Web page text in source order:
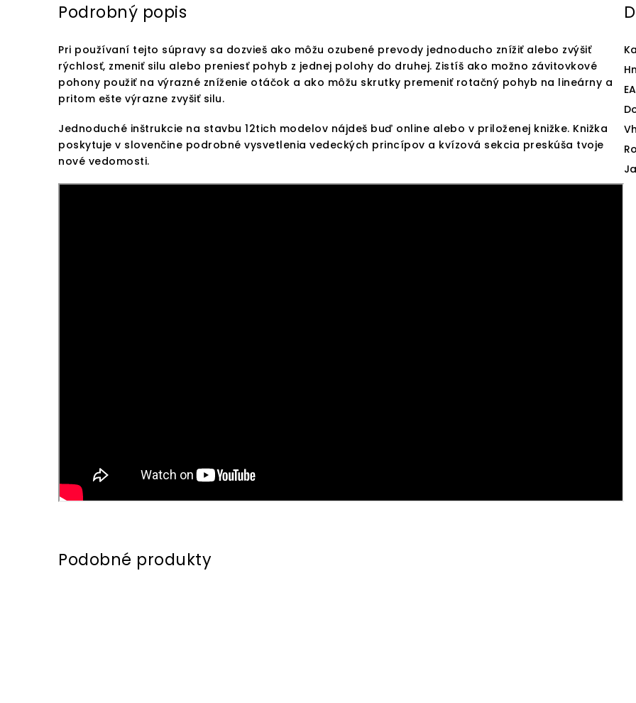
Podrobný popis
Pri používaní tejto súpravy sa dozvieš ako môžu ozubené prevody jednoducho znížiť alebo zvýšiť
rýchlosť, zmeniť silu alebo preniesť pohyb z jednej polohy do druhej. Zistíš ako možno závitovkové
pohony použiť na výrazné zníženie otáčok a ako môžu skrutky premeniť rotačný pohyb na lineárny a
pritom ešte výrazne zvyšiť silu.
Jednoduché inštrukcie na stavbu 12tich modelov nájdeš buď online alebo v priloženej knižke. Knižka
poskytuje v slovenčine podrobné vysvetlenia vedeckých princípov a kvízová sekcia preskúša tvoje
nové vedomosti.